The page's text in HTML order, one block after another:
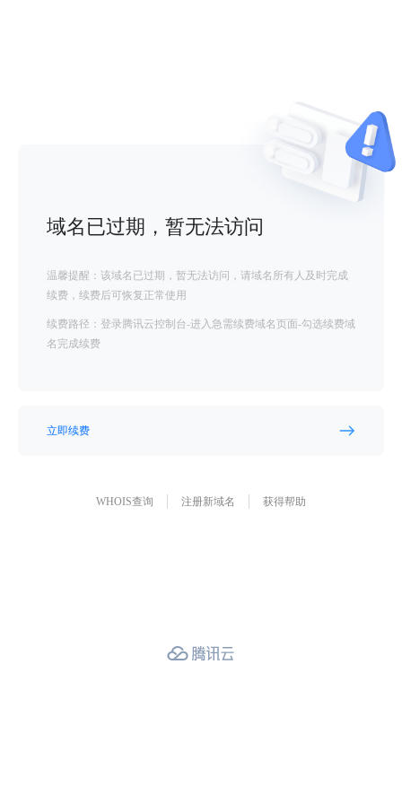
域名已过期，暂无法访问
温馨提醒：该域名已过期，暂无法访问，请域名所有人及时完成
续费，续费后可恢复正常使用
续费路径：登录腾讯云控制台-进入急需续费域名页面-勾选续费域
名完成续费
立即续费
WHOIS查询 注册新域名 获得帮助